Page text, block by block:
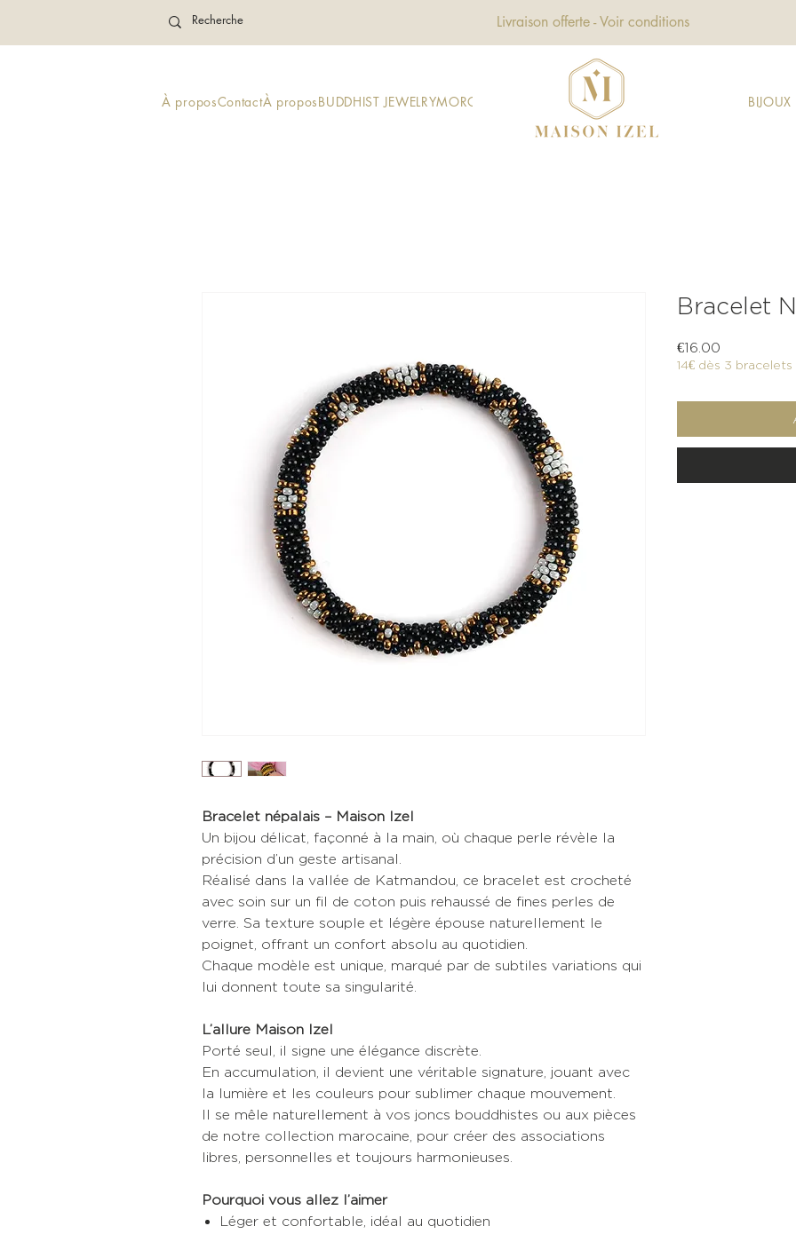
Livraison offerte - Voir conditions
À proposContactÀ proposBUDDHIST JEWELRYMOROCCAN JEWELRYGIFTS DECORATION FASHION
Bracelet népalais – Maison Izel
Un bijou délicat, façonné à la main, où chaque perle révèle la
précision d’un geste artisanal.
Réalisé dans la vallée de Katmandou, ce bracelet est crocheté
avec soin sur un fil de coton puis rehaussé de fines perles de
verre. Sa texture souple et légère épouse naturellement le
poignet, offrant un confort absolu au quotidien.
Chaque modèle est unique, marqué par de subtiles variations qui
lui donnent toute sa singularité.
L’allure Maison Izel
Porté seul, il signe une élégance discrète.
En accumulation, il devient une véritable signature, jouant avec
la lumière et les couleurs pour sublimer chaque mouvement.
Il se mêle naturellement à vos joncs bouddhistes ou aux pièces
de notre collection marocaine, pour créer des associations
libres, personnelles et toujours harmonieuses.
Pourquoi vous allez l’aimer
Léger et confortable, idéal au quotidien
Bracelet
€16.00
14€ dès 3